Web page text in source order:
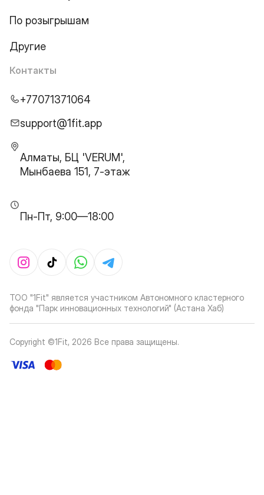
По розыгрышам
Другие
Контакты
+77071371064
support@1fit.app
Алматы, БЦ 'VERUM',
Мынбаева 151, 7-этаж
Пн-Пт, 9:00—18:00
ТОО "1Fit" является участником Автономного кластерного
фонда "Парк инновационных технологий" (Астана Хаб)
Copyright ©1Fit, 2026 Все права защищены.